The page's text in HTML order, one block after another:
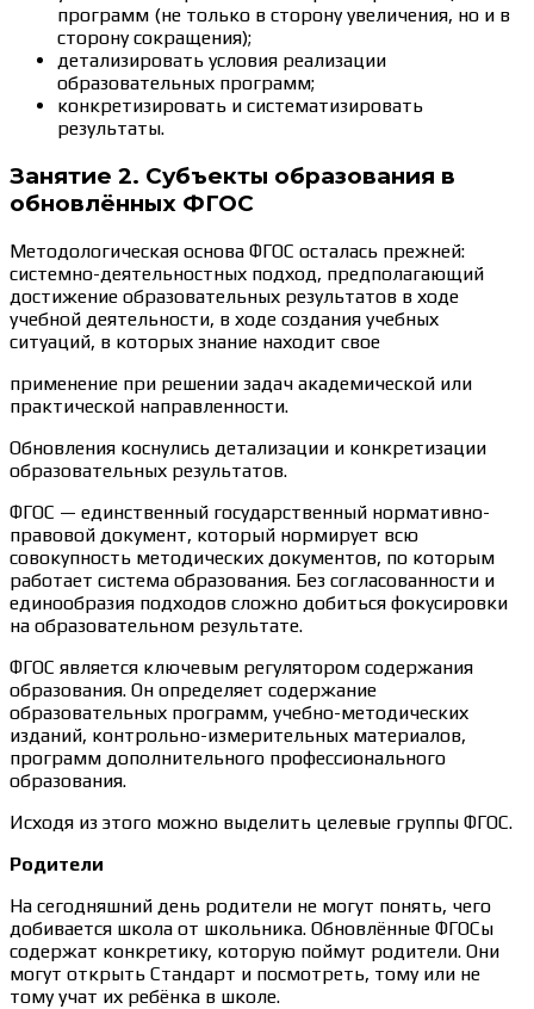
программ (не только в сторону увеличения, но и в
сторону сокращения);
детализировать условия реализации
образовательных программ;
конкретизировать и систематизировать
результаты.
Занятие 2. Субъекты образования в
обновлённых ФГОС
Методологическая основа ФГОС осталась прежней:
системно-деятельностных подход, предполагающий
достижение образовательных результатов в ходе
учебной деятельности, в ходе создания учебных
ситуаций, в которых знание находит свое
применение при решении задач академической или
практической направленности.
Обновления коснулись детализации и конкретизации
образовательных результатов.
ФГОС — единственный государственный нормативно-
правовой документ, который нормирует всю
совокупность методических документов, по которым
работает система образования. Без согласованности и
единообразия подходов сложно добиться фокусировки
на образовательном результате.
ФГОС является ключевым регулятором содержания
образования. Он определяет содержание
образовательных программ, учебно-методических
изданий, контрольно-измерительных материалов,
программ дополнительного профессионального
образования.
Исходя из этого можно выделить целевые группы ФГОС.
Родители
На сегодняшний день родители не могут понять, чего
добивается школа от школьника. Обновлённые ФГОСы
содержат конкретику, которую поймут родители. Они
могут открыть Стандарт и посмотреть, тому или не
тому учат их ребёнка в школе.